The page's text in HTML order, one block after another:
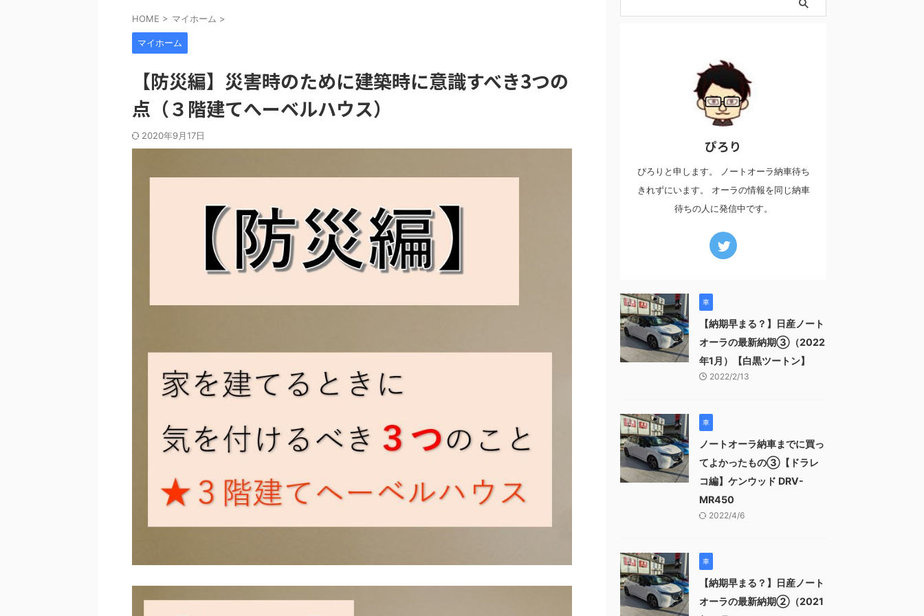
HOME > マイホーム >
マイホーム
【防災編】災害時のために建築時に意識すべき3つの
点（３階建てへーベルハウス）
2020年9月17日
ぴろり
ぴろりと申します。 ノートオーラ納車待ち
きれずにいます。 オーラの情報を同じ納車
待ちの人に発信中です。
車
【納期早まる？】日産ノート
オーラの最新納期③（2022
年1月）【白黒ツートン】
2022/2/13
車
ノートオーラ納車までに買っ
てよかったもの③【ドラレ
コ編】ケンウッド DRV-
MR450
2022/4/6
車
【納期早まる？】日産ノート
オーラの最新納期②（2021